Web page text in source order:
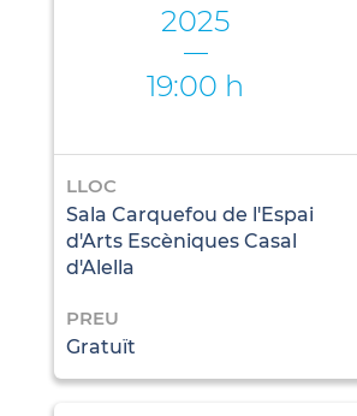
2025
19:00 h
LLOC
Sala Carquefou de l'Espai
d'Arts Escèniques Casal
d'Alella
PREU
Gratuït